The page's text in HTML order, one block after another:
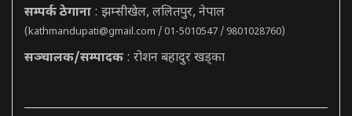
सम्पर्क ठेगाना : झम्सीखेल, ललितपुर, नेपाल
(kathmandupati@gmail.com / 01-5010547 / 9801028760)
सञ्चालक/सम्पादक : रोशन बहादुर खड्का